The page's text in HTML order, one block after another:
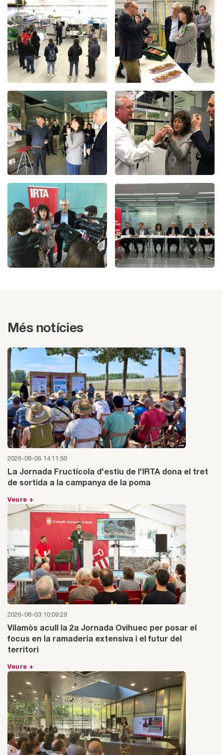
Més notícies
2026-08-06 14:11:50
La Jornada Fructícola d'estiu de l'IRTA dona el tret
de sortida a la campanya de la poma
Veure +
2026-08-03 10:09:29
Vilamòs acull la 2a Jornada Ovihuec per posar el
focus en la ramaderia extensiva i el futur del
territori
Veure +